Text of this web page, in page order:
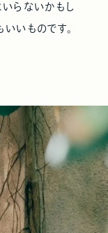
らないかもし
いものです。